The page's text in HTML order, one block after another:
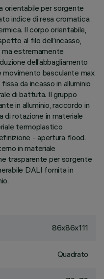
orientabile per sorgente
indice di resa cromatica.
Il corpo orientabile,
al filo dell’incasso,
ma estremamente
dell’abbagliamento
basculante max
da incasso in alluminio
di battuta. Il gruppo
in alluminio, raccordo in
di rotazione in materiale
termoplastico
- apertura flood.
in materiale
trasparente per sorgente
DALI fornita in
86x86x111
Quadrato